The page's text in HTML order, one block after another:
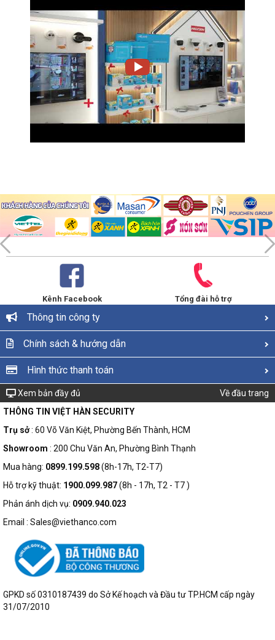
Kênh Facebook Tổng đài hỗ trợ
Thông tin công ty
Chính sách & hướng dẫn
Hình thức thanh toán
Xem bản đầy đủ
Về đầu trang
THÔNG TIN VIỆT HÀN SECURITY
Trụ sở: 60 Võ Văn Kiệt, Phường Bến Thành, HCM
Showroom : 200 Chu Văn An, Phường Bình Thạnh
Mua hàng: 0899.199.598(8h-17h, T2-T7)
Hỗ trợ kỹ thuật: 1900.099.987(8h - 17h, T2 - T7 )
Phản ánh dịch vụ: 0909.940.023
Email : Sales@viethanco.com
GPKD số 0310187439 do Sở Kế hoạch và Đầu tư TP.HCM cấp ngày
31/07/2010